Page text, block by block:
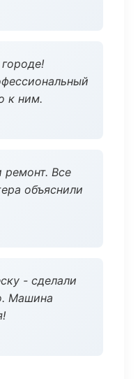
к ним.
ремонт. Все
объяснили
- сделали
Машина